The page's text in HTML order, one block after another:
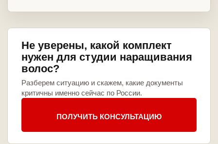
Не уверены, какой комплект
нужен для студии наращивания
волос?
Разберем ситуацию и скажем, какие документы
критичны именно сейчас по России.
ПОЛУЧИТЬ КОНСУЛЬТАЦИЮ